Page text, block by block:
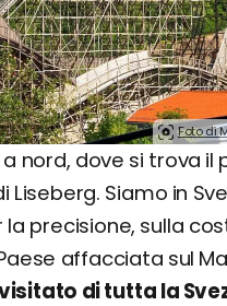
Foto di
nord, dove si trova il
Siamo in
precisione, sulla
affacciata sul
di tutta la